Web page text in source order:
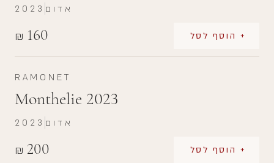
₪ 160 + הוסף לסל
2023 אדום
RAMONET
Monthelie 2023
₪ 200 + הוסף לסל
2023 אדום